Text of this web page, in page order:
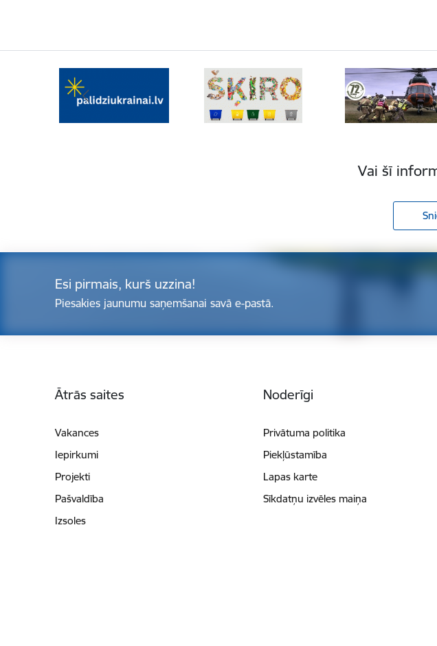
Vai šī
Esi pirmais, kurš uzzina!
Piesakies jaunumu saņemšanai savā e-pastā.
Ātrās saites
Vakances
Iepirkumi
Projekti
Pašvaldība
Izsoles
Noderīgi
Privātuma politika
Piekļūstamība
Lapas karte
Sīkdatņu izvēles maiņa